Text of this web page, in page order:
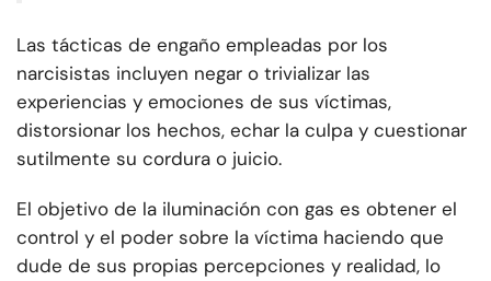
Las tácticas de engaño empleadas por los
narcisistas incluyen negar o trivializar las
experiencias y emociones de sus víctimas,
distorsionar los hechos, echar la culpa y cuestionar
sutilmente su cordura o juicio.
El objetivo de la iluminación con gas es obtener el
control y el poder sobre la víctima haciendo que
dude de sus propias percepciones y realidad, lo